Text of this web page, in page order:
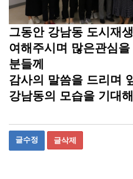
그동안 강남동 도시재
여해주시며 많은관심
분들께
감사의 말씀을 드리며
강남동의 모습을 기대
글수정 글삭제